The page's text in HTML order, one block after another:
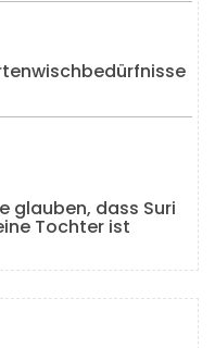
glauben, dass Suri
Tochter ist